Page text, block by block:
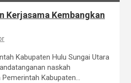
Kerjasama Kembangkan
Kabupaten Hulu Sungai Utara
naskah
Kabupaten…